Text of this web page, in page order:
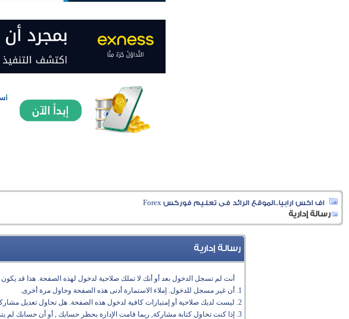
اف اكس ارابيا..الموقع الرائد فى تعليم فوركس Forex
رسالة إدارية
رسالة إدارية
أنت لم تسجل الدخول بعد أو أنك لا تملك صلاحية لدخول لهذه الصفحة. هذا قد يكون
أن غير مسجل للدخول. إملاء الاستمارة أدنى هذه الصفحة وحاول مرة أخرى.
ليست لديك صلاحية أو إمتيازات كافية لدخول هذه الصفحة. هل تحاول تعديل
إذا كنت تحاول كتابة مشاركة, ربما قامت الإدارة بحظر حسابك , أو أن حسابك لم